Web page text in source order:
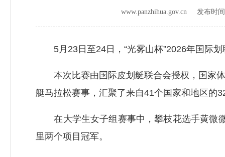
www.panzhihua.gov.cn 发布时
5月23日至24日，“光雾山杯”2026年国际划
本次比赛由国际皮划艇联合会授权，国家体
艇马拉松赛事，汇聚了来自41个国家和地区的
在大学生女子组赛事中，攀枝花选手黄微微
里两个项目冠军。